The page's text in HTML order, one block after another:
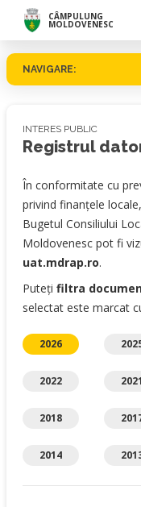
CÂMPULUNG
MOLDOVENESC
NAVIGARE:
INTERES PUBLIC
Registrul
În conformitate cu
privind finanţele
Bugetul Consiliului
Moldovenesc pot fi
uat.mdrap.ro.
Puteți filtra
selectat este marcat
2026
2022 2021
2018
2014